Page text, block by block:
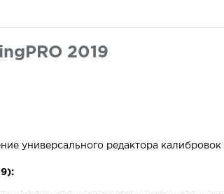
2019
универсального редактора калибровок